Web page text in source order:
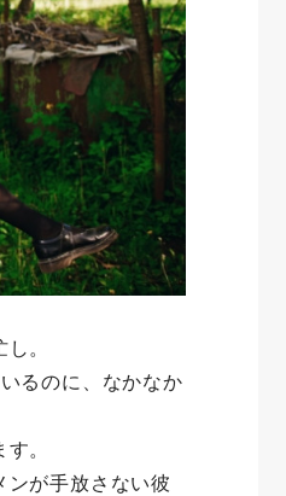
。
るのに、なかなか
。
ンが手放さない彼